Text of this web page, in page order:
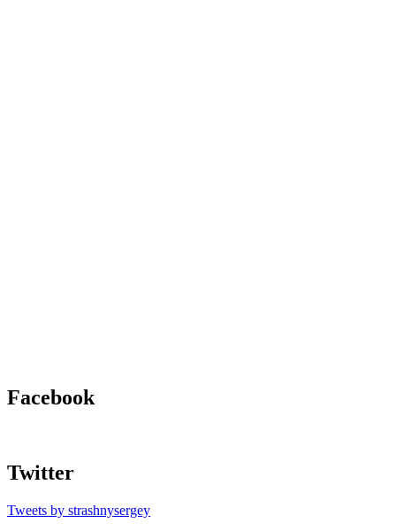
Facebook
Twitter
Tweets by strashnysergey